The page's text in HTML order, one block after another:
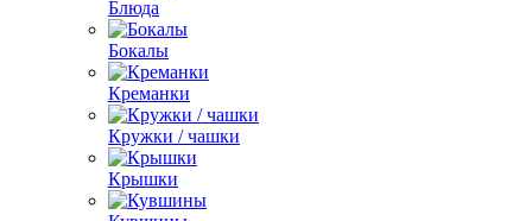
Блюда
Бокалы
Креманки
Кружки / чашки
Крышки